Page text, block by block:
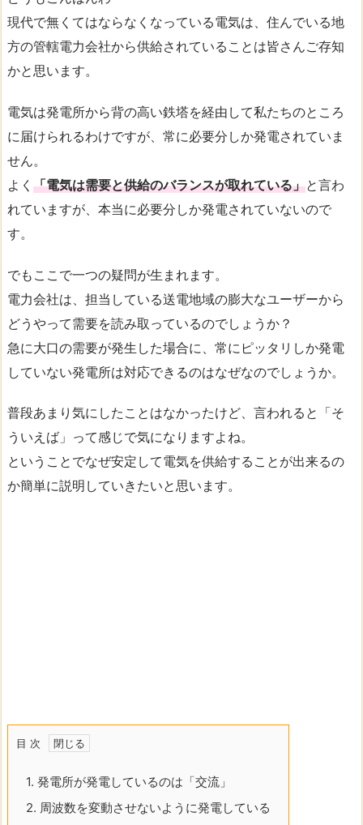
現代で無くてはならなくなっている電気は、住んでいる地
方の管轄電力会社から供給されていることは皆さんご存知
かと思います。
電気は発電所から背の高い鉄塔を経由して私たちのところ
に届けられるわけですが、常に必要分しか発電されていま
せん。
よく 「電気は需要と供給のバランスが取れている」と言わ
れていますが、本当に必要分しか発電されていないので
す。
でもここで一つの疑問が生まれます。
電力会社は、担当している送電地域の膨大なユーザーから
どうやって需要を読み取っているのでしょうか？
急に大口の需要が発生した場合に、常にピッタリしか発電
していない発電所は対応できるのはなぜなのでしょうか。
普段あまり気にしたことはなかったけど、言われると「そ
ういえば」って感じで気になりますよね。
ということでなぜ安定して電気を供給することが出来るの
か簡単に説明していきたいと思います。
目 次
1. 発電所が発電しているのは「交流」
2. 周波数を変動させないように発電している